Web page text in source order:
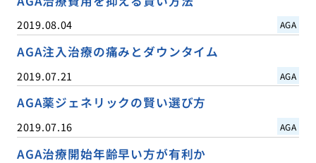
2019.08.04 AGA
AGA注入治療の痛みとダウンタイム
2019.07.21 AGA
AGA薬ジェネリックの賢い選び方
2019.07.16 AGA
AGA治療開始年齢早い方が有利か